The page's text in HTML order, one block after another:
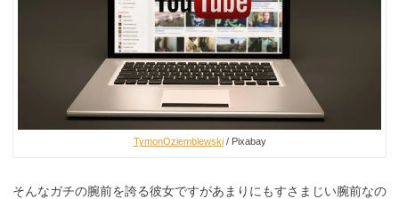
TymonOziemblewski/ Pixabay
そんなガチの腕前を誇る彼女ですがあまりにもすさまじい腕前なの